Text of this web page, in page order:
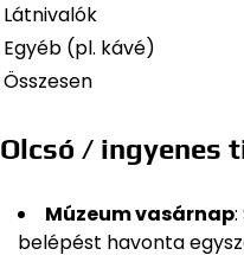
Látnivalók
Egyéb (pl. kávé)
Összesen
Olcsó / ingyenes
Múzeum vasárnap
belépést havonta